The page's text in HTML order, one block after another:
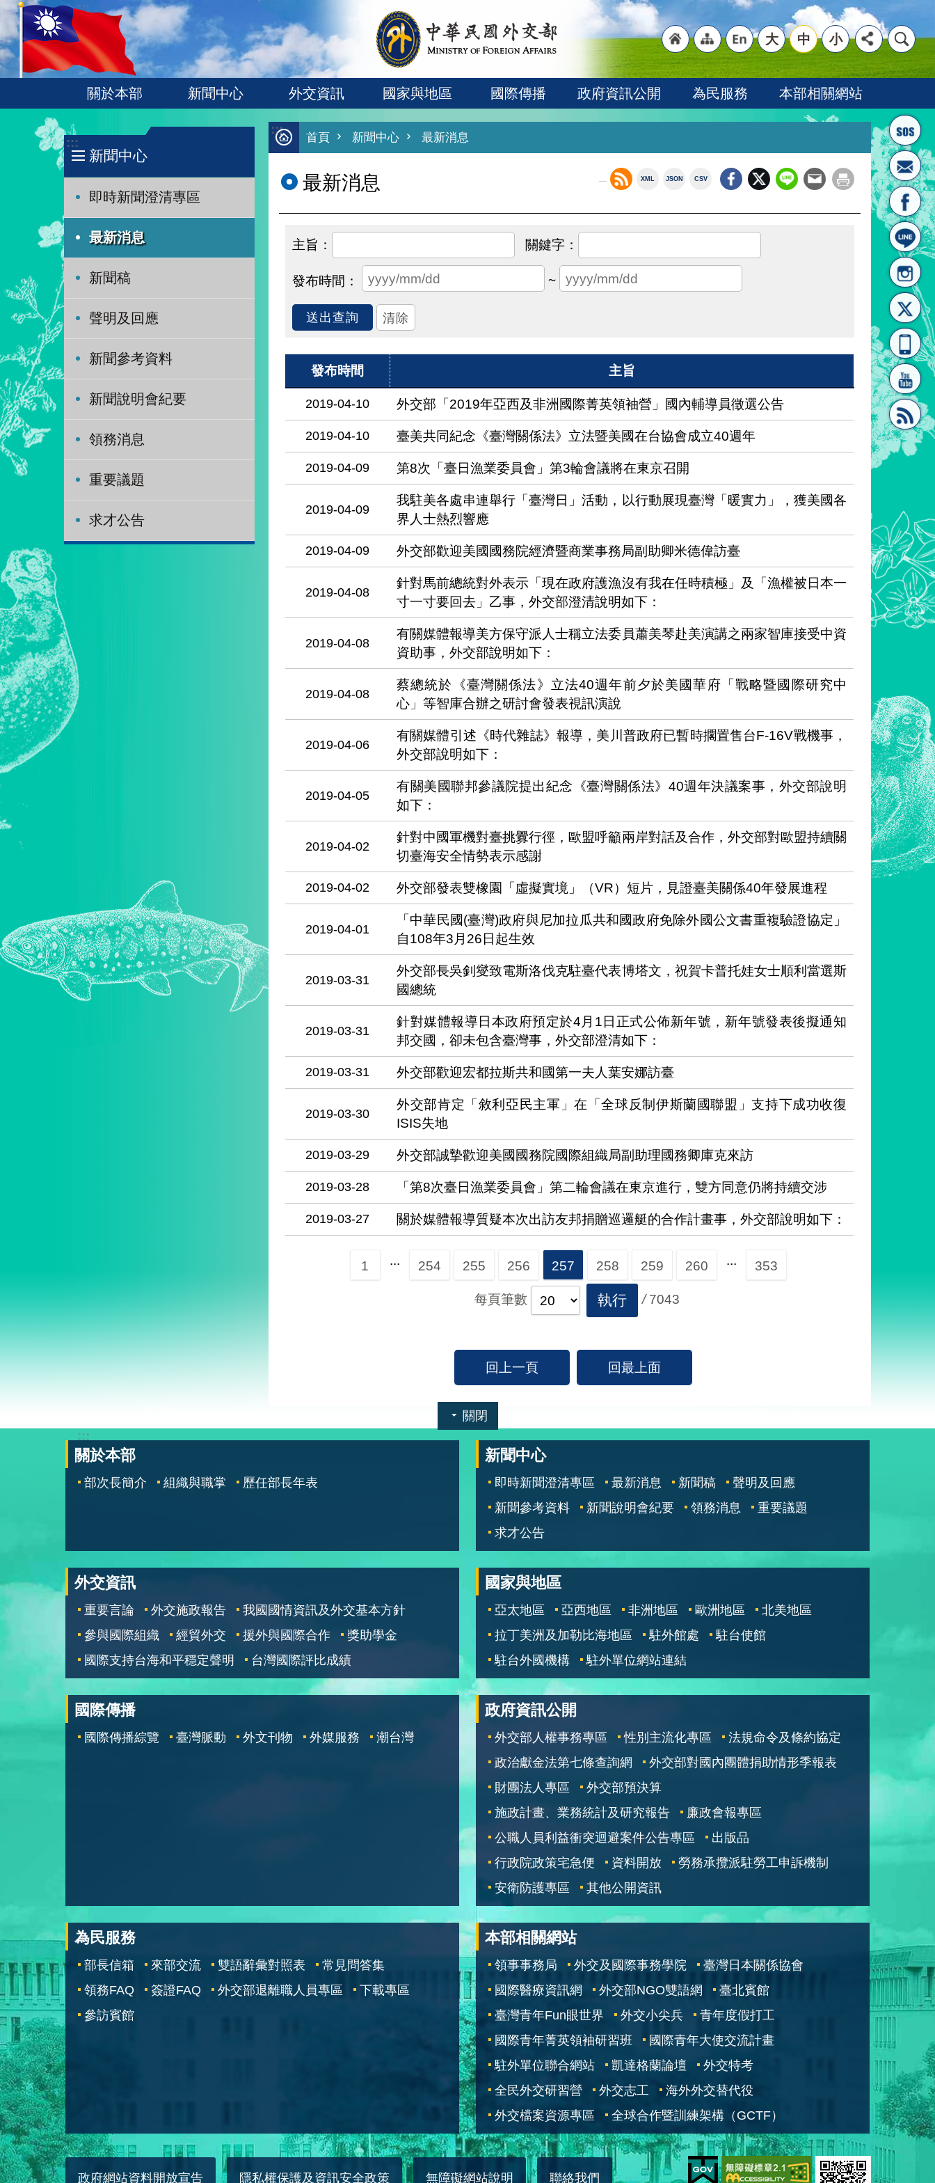
跳到主要內容區塊
:::
首頁
結]"
"網
站導
[連
結]"
"英
文語
大 中 小
關於本部 新聞中心 外交資訊 國家與地區 國際傳播 政府資訊公開 為民服務 本部相關網站
:::
新聞中心
即時新聞澄清專區
最新消息
新聞稿
聲明及回應
新聞參考資料
新聞說明會紀要
領務消息
重要議題
求才公告
:::
首頁 新聞中心 最新消息
最新消息 XML JSON CSV
~
發布時間 主旨
2019-04-10 外交部「2019年亞西及非洲國際菁英領袖營」國內輔導員徵選公告
2019-04-10 臺美共同紀念《臺灣關係法》立法暨美國在台協會成立40週年
2019-04-09 第8次「臺日漁業委員會」第3輪會議將在東京召開
2019-04-09
我駐美各處串連舉行「臺灣日」活動，以行動展現臺灣「暖實力」，獲美國各
界人士熱烈響應
2019-04-09 外交部歡迎美國國務院經濟暨商業事務局副助卿米德偉訪臺
2019-04-08
針對馬前總統對外表示「現在政府護漁沒有我在任時積極」及「漁權被日本一
寸一寸要回去」乙事，外交部澄清說明如下：
2019-04-08
有關媒體報導美方保守派人士稱立法委員蕭美琴赴美演講之兩家智庫接受中資
資助事，外交部說明如下：
2019-04-08
蔡總統於《臺灣關係法》立法40週年前夕於美國華府「戰略暨國際研究中
心」等智庫合辦之研討會發表視訊演說
2019-04-06
有關媒體引述《時代雜誌》報導，美川普政府已暫時擱置售台F-16V戰機事，
外交部說明如下：
2019-04-05
有關美國聯邦參議院提出紀念《臺灣關係法》40週年決議案事，外交部說明
如下：
2019-04-02
針對中國軍機對臺挑釁行徑，歐盟呼籲兩岸對話及合作，外交部對歐盟持續關
切臺海安全情勢表示感謝
2019-04-02 外交部發表雙橡園「虛擬實境」（VR）短片，見證臺美關係40年發展進程
2019-04-01
「中華民國(臺灣)政府與尼加拉瓜共和國政府免除外國公文書重複驗證協定」
自108年3月26日起生效
2019-03-31
外交部長吳釗燮致電斯洛伐克駐臺代表博塔文，祝賀卡普托娃女士順利當選斯
國總統
2019-03-31
針對媒體報導日本政府預定於4月1日正式公佈新年號，新年號發表後擬通知
邦交國，卻未包含臺灣事，外交部澄清如下：
2019-03-31 外交部歡迎宏都拉斯共和國第一夫人葉安娜訪臺
2019-03-30
外交部肯定「敘利亞民主軍」在「全球反制伊斯蘭國聯盟」支持下成功收復
ISIS失地
2019-03-29 外交部誠摯歡迎美國國務院國際組織局副助理國務卿庫克來訪
2019-03-28 「第8次臺日漁業委員會」第二輪會議在東京進行，雙方同意仍將持續交涉
2019-03-27 關於媒體報導質疑本次出訪友邦捐贈巡邏艇的合作計畫事，外交部說明如下：
1 ... 254 255 256 257 258 259 260 ... 353
每頁筆數 執行 / 7043
回上一頁 回最上面
關閉
:::
關於本部
部次長簡介 組織與職掌 歷任部長年表
新聞中心
即時新聞澄清專區 最新消息 新聞稿
聲明及回應
新聞參考資料
新聞說明會紀要 領務消息
重要議題
求才公告
外交資訊
重要言論 外交施政報告
我國國情資訊及外交基本方針
參與國際組織
經貿外交 援外與國際合作
獎助學金
國際支持台海和平穩定聲明
台灣國際評比成績
國家與地區
亞太地區 亞西地區 非洲地區 歐洲地區
北美地區
拉丁美洲及加勒比海地區
駐外館處
駐台使館
駐台外國機構
駐外單位網站連結
國際傳播
國際傳播綜覽 臺灣脈動 外文刊物 外媒服務 潮台灣
政府資訊公開
外交部人權事務專區 性別主流化專區
法規命令及條約協定
政治獻金法第七條查詢網
外交部對國內團體捐助情形季報表
財團法人專區
外交部預決算
施政計畫、業務統計及研究報告
廉政會報專區
公職人員利益衝突迴避案件公告專區
出版品
行政院政策宅急便
資料開放
勞務承攬派駐勞工申訴機制
安衛防護專區
其他公開資訊
為民服務
部長信箱 來部交流 雙語辭彙對照表
常見問答集
領務FAQ
簽證FAQ 外交部退離職人員專區
下載專區
參訪賓館
本部相關網站
領事事務局 外交及國際事務學院
臺灣日本關係協會
國際醫療資訊網
外交部NGO雙語網
臺北賓館
臺灣青年Fun眼世界
外交小尖兵
青年度假打工
國際青年菁英領袖研習班
國際青年大使交流計畫
駐外單位聯合網站
凱達格蘭論壇
外交特考
全民外交研習營
外交志工
海外外交替代役
外交檔案資源專區
全球合作暨訓練架構（GCTF）
政府網站資料開放宣告 隱私權保護及資訊安全政策 無障礙網站說明 聯絡我們